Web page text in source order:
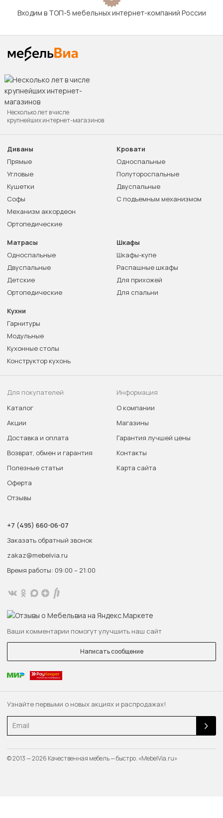
Входим в ТОП-5 мебельных интернет-компаний России
Узнайте первыми о новых акциях и распродажах!
Несколько лет в числе
крупнейших интернет-магазинов
Диваны
Прямые
Угловые
Кушетки
Софы
Механизм аккордеон
Ортопедические
Кровати
Односпальные
Полутороспальные
Двуспальные
С подъемным механизмом
Матрасы
Односпальные
Двуспальные
Детские
Ортопедические
Шкафы
Шкафы-купе
Распашные шкафы
Для прихожей
Для спальни
Кухни
Гарнитуры
Модульные
Кухонные столы
Конструктор кухонь
Для покупателей
Каталог
Акции
Доставка и оплата
Возврат, обмен и гарантия
Полезные статьи
Оферта
Отзывы
Информация
О компании
Магазины
Гарантия лучшей цены
Контакты
Карта сайта
+7 (495) 660-06-07
Заказать обратный звонок
zakaz@mebelvia.ru
Время работы: 09:00 – 21:00
Ваши комментарии помогут улучшить наш сайт
Написать сообщение
© 2013 — 2026 Качественная мебель — быстро. «MebelVia.ru»